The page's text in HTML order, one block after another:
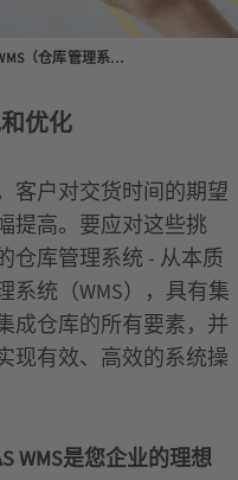
WAMAS WMS（仓库管理系统）
优化
客户对交货时间的期望
提高。要应对这些挑
仓库管理系统 - 从本质
系统（WMS），具有集
成仓库的所有要素，并
现有效、高效的系统操
WMS是您企业的理想